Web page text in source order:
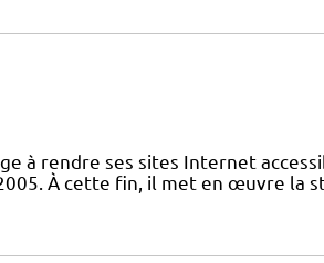
à rendre ses sites Internet
À cette fin, il met en œuvre la